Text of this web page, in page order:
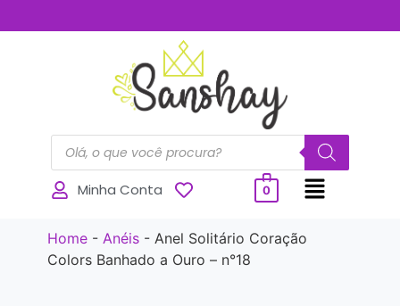
Minha Conta 0
Home- Anéis- Anel Solitário Coração
Colors Banhado a Ouro – n°18